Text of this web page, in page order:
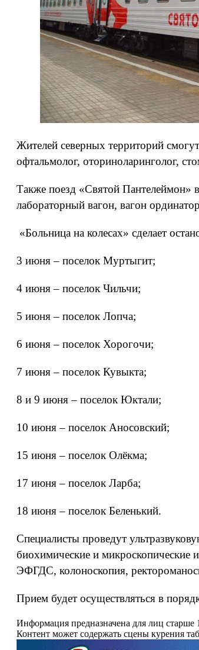
Жителей северных территорий
офтальмолог, оториноларинголог,
Также поезд «Святой Пантелеймон»
лабораторный вагон, вагон
«Больница на колесах» сделает
3 июня – поселок Муртыгит;
4 июня – поселок Чильчи;
5 июня – поселок Лопча;
6 июня – поселок Хорогочи;
7 июня – поселок Кувыкта;
8 и 9 июня – поселок Юктали;
10 июня – поселок Аносовский;
15 июня – поселок Олёкма;
17 июня – поселок Ларба;
18 июня – поселок Беленький.
Специалисты проведут
биохимические и
ЭФГДС, колоноскопия,
Прием будет осуществляться в
Информация предназначена для лиц старше
Контент может содержать сцены курения